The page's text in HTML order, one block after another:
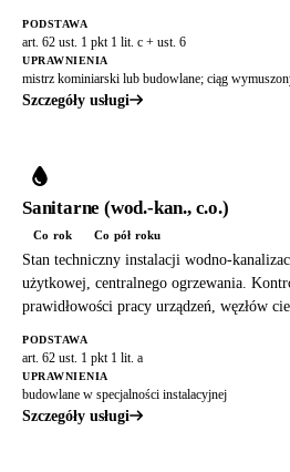
PODSTAWA
art. 62 ust. 1 pkt 1 lit. c + ust. 6
UPRAWNIENIA
mistrz kominiarski lub budowlane; ciąg
Szczegóły usługi
Sanitarne (wod.-kan., c.o.)
Co rok Co pół roku
Stan techniczny instalacji wodno-
użytkowej, centralnego ogrzewania.
prawidłowości pracy urządzeń, węzłów
PODSTAWA
art. 62 ust. 1 pkt 1 lit. a
UPRAWNIENIA
budowlane w specjalności instalacyjnej
Szczegóły usługi